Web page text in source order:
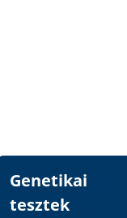
Genetikai
tesztek